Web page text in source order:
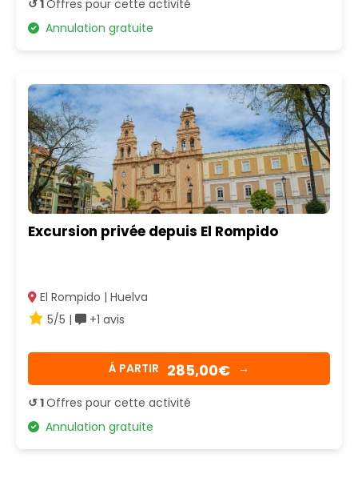
↺ 1Offres pour cette activité
Annulation gratuite
Excursion privée depuis El Rompido
El Rompido | Huelva
5/5 |
+1 avis
Á PARTIR 285,00€ →
↺ 1Offres pour cette activité
Annulation gratuite